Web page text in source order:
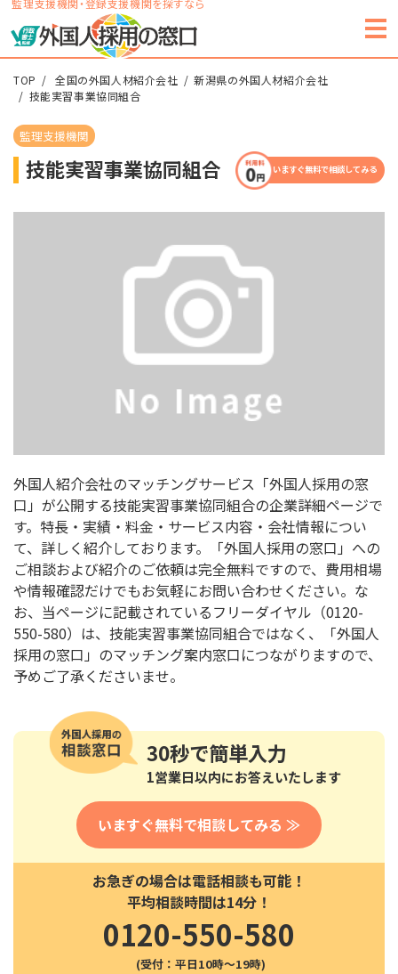
監理支援機関・登録支援機関を探すなら
TOP 全国の外国人材紹介会社
新潟県の外国人材紹介会社
技能実習事業協同組合
監理支援機関
技能実習事業協同組合 いますぐ無料で相談してみる
外国人紹介会社のマッチングサービス「外国人採用の窓
口」が公開する技能実習事業協同組合の企業詳細ページで
す。特長・実績・料金・サービス内容・会社情報につい
て、詳しく紹介しております。「外国人採用の窓口」への
ご相談および紹介のご依頼は完全無料ですので、費用相場
や情報確認だけでもお気軽にお問い合わせください。な
お、当ページに記載されているフリーダイヤル（0120-
550-580）は、技能実習事業協同組合ではなく、「外国人
採用の窓口」のマッチング案内窓口につながりますので、
予めご了承くださいませ。
30秒で簡単入力
1営業日以内にお答えいたします
いますぐ無料で相談してみる ≫
お急ぎの場合は電話相談も可能！
平均相談時間は14分！
0120-550-580
(受付：平日10時〜19時)